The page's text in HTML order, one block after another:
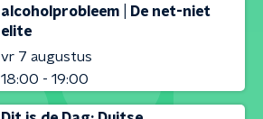
alcoholprobleem | De net-niet
elite
vr 7 augustus
18:00 - 19:00